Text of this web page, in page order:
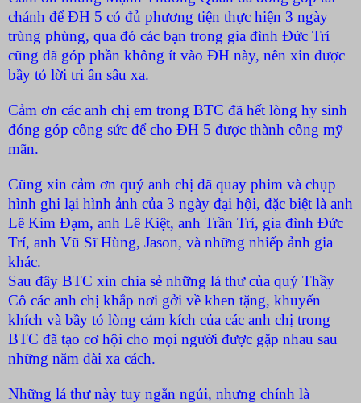
chánh để ĐH 5 có đủ phương tiện thực hiện 3 ngày
trùng phùng, qua đó các bạn trong gia đình Đức Trí
cũng đã góp phần không ít vào ĐH này, nên xin được
bầy tỏ lời tri ân sâu xa.
Cảm ơn các anh chị em trong BTC đã hết lòng hy sinh
đóng góp công sức để cho ĐH 5 được thành công mỹ
mãn.
Cũng xin cảm ơn quý anh chị đã quay phim và chụp
hình ghi lại hình ảnh của 3 ngày đại hội, đặc biệt là anh
Lê Kim Đạm, anh Lê Kiệt, anh Trần Trí, gia đình Đức
Trí, anh Vũ Sĩ Hùng, Jason, và những nhiếp ảnh gia
khác.
Sau đây BTC xin chia sẻ những lá thư của quý Thầy
Cô các anh chị khắp nơi gởi về khen tặng, khuyến
khích và bầy tỏ lòng cảm kích của các anh chị trong
BTC đã tạo cơ hội cho mọi người được gặp nhau sau
những năm dài xa cách.
Những lá thư này tuy ngắn ngủi, nhưng chính là